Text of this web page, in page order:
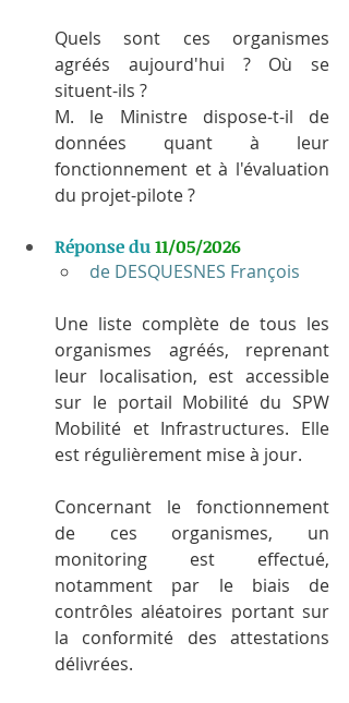
Quels sont ces organismes
agréés aujourd'hui ? Où se
situent-ils ?
M. le Ministre dispose-t-il de
données quant à leur
fonctionnement et à l'évaluation
du projet-pilote ?
Réponse du 11/05/2026
de DESQUESNES François
Une liste complète de tous les
organismes agréés, reprenant
leur localisation, est accessible
sur le portail Mobilité du SPW
Mobilité et Infrastructures. Elle
est régulièrement mise à jour.
Concernant le fonctionnement
de ces organismes, un
monitoring est effectué,
notamment par le biais de
contrôles aléatoires portant sur
la conformité des attestations
délivrées.